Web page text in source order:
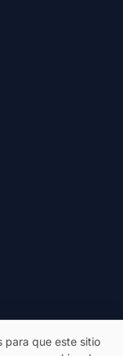
para que este sitio